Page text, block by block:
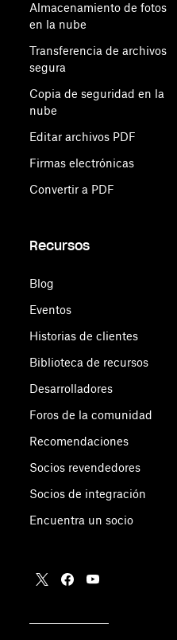
Almacenamiento de fotos
en la nube
Transferencia de archivos
segura
Copia de seguridad en la
nube
Editar archivos PDF
Firmas electrónicas
Convertir a PDF
Recursos
Blog
Eventos
Historias de clientes
Biblioteca de recursos
Desarrolladores
Foros de la comunidad
Recomendaciones
Socios revendedores
Socios de integración
Encuentra un socio